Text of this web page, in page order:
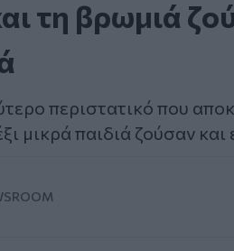
τη βρωμιά
περιστατικό που
μικρά παιδιά ζούσαν